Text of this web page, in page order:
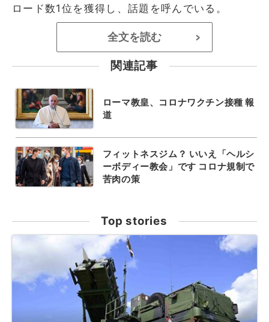
ロード数1位を獲得し、話題を呼んでいる。
全文を読む >
関連記事
ローマ教皇、コロナワクチン接種 報
道
フィットネスジム？ いいえ「ヘルシ
ーボディー教会」です コロナ規制で
苦肉の策
Top stories